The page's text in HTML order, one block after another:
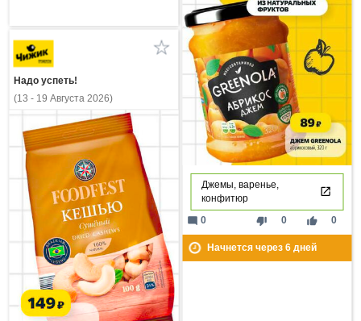
Джемы, варенье,
конфитюр
thumb_down 0 thumb_up 0
mode_comment 0
Начнется через 6дней
Надо успеть!
(13 - 19 Августа 2026)